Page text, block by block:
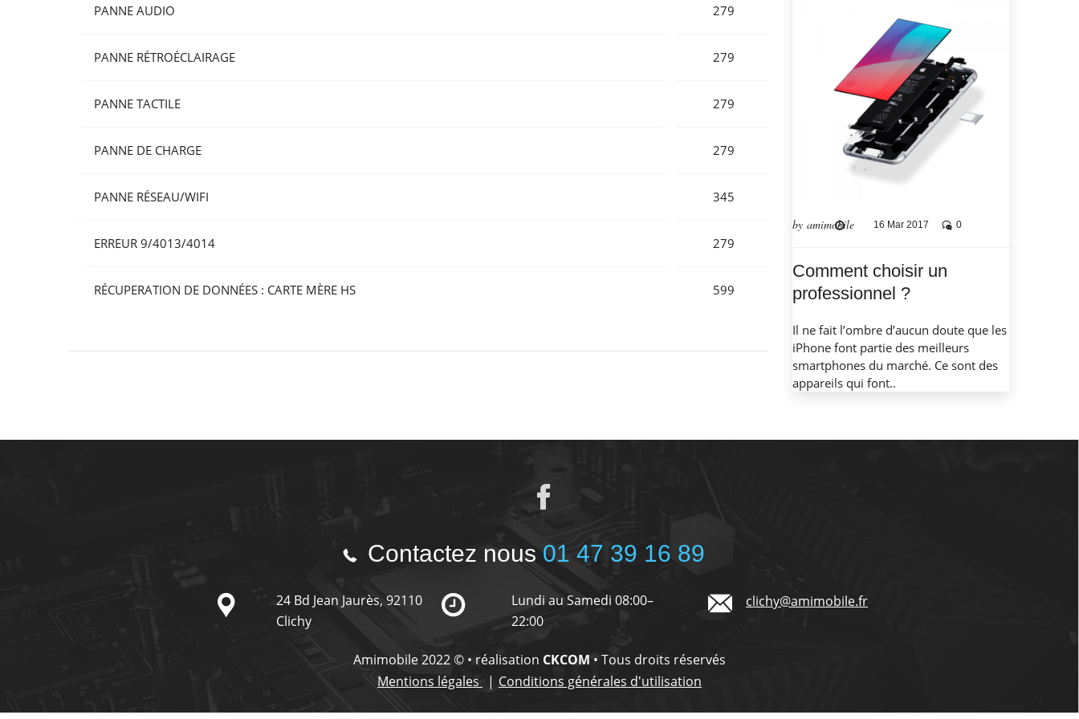
PANNE AUDIO 279
PANNE RÉTROÉCLAIRAGE 279
PANNE TACTILE 279
PANNE DE CHARGE 279
PANNE RÉSEAU/WIFI 345
ERREUR 9/4013/4014 279
RÉCUPERATION DE DONNÉES : CARTE MÈRE HS 599
by amimobile 16 Mar 2017 0
Comment choisir un
professionnel ?
Il ne fait l’ombre d’aucun doute que les
iPhone font partie des meilleurs
smartphones du marché. Ce sont des
appareils qui font..
Contactez nous 01 47 39 16 89
24 Bd Jean Jaurès, 92110
Clichy
Lundi au Samedi 08:00–
22:00
clichy@amimobile.fr
Amimobile 2022 © • réalisation CKCOM • Tous droits réservés
Mentions légales
Conditions générales d'utilisation